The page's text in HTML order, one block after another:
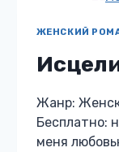
ЖЕНСКИЙ
Жанр:
Бесплатно:
меня